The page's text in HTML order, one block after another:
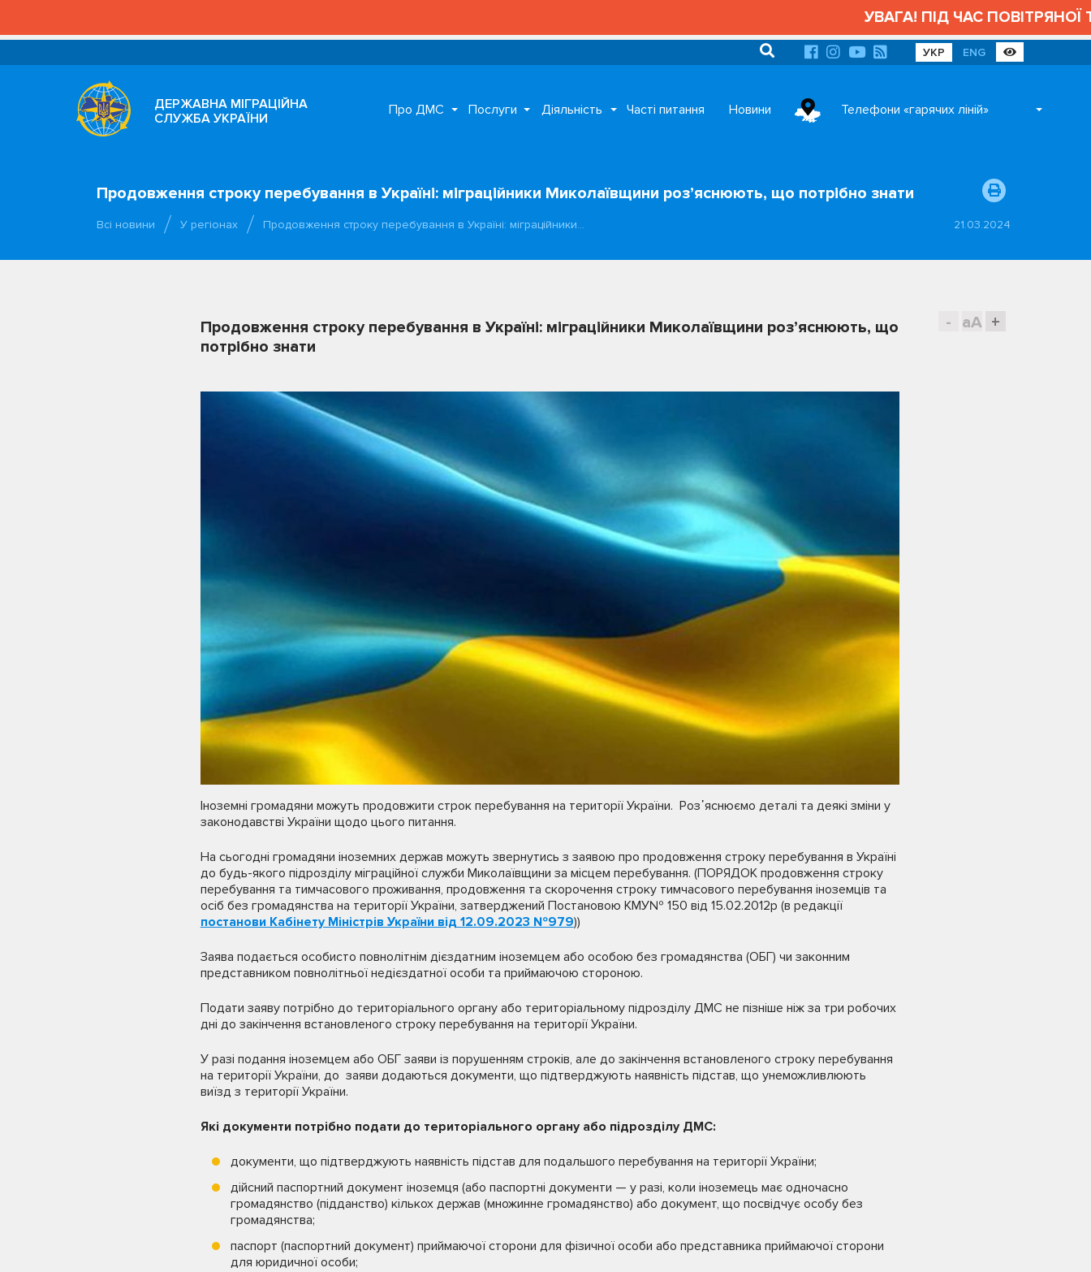
УВАГА! ПІД ЧАС ПОВІТРЯНОЇ
УКР ENG
ДЕРЖАВНА МІГРАЦІЙНА
СЛУЖБА УКРАЇНИ
Про ДМС Послуги Діяльність Часті питання Новини Телефони «гарячих ліній»
Продовження строку перебування в Україні: міграційники Миколаївщини роз’яснюють, що потрібно знати
Всі новини У регіонах Продовження строку перебування в Україні: міграційники… 21.03.2024
- aA +
Продовження строку перебування в Україні: міграційники Миколаївщини роз’яснюють, що
потрібно знати
Іноземні громадяни можуть продовжити строк перебування на території України. Роз᾽яснюємо деталі та деякі зміни у
законодавстві України щодо цього питання.
На сьогодні громадяни іноземних держав можуть звернутись з заявою про продовження строку перебування в Україні
до будь-якого підрозділу міграційної служби Миколаївщини за місцем перебування. (ПОРЯДОК продовження строку
перебування та тимчасового проживання, продовження та скорочення строку тимчасового перебування іноземців та
осіб без громадянства на території України, затверджений Постановою КМУ№ 150 від 15.02.2012р (в редакції
постанови Кабінету Міністрів України від 12.09.2023 №979))
Заява подається особисто повнолітнім дієздатним іноземцем або особою без громадянства (ОБГ) чи законним
представником повнолітньої недієздатної особи та приймаючою стороною.
Подати заяву потрібно до територіального органу або територіальному підрозділу ДМС не пізніше ніж за три робочих
дні до закінчення встановленого строку перебування на території України.
У разі подання іноземцем або ОБГ заяви із порушенням строків, але до закінчення встановленого строку перебування
на території України, до заяви додаються документи, що підтверджують наявність підстав, що унеможливлюють
виїзд з території України.
Які документи потрібно подати до територіального органу або підрозділу ДМС:
документи, що підтверджують наявність підстав для подальшого перебування на території України;
дійсний паспортний документ іноземця (або паспортні документи — у разі, коли іноземець має одночасно
громадянство (підданство) кількох держав (множинне громадянство) або документ, що посвідчує особу без
громадянства;
паспорт (паспортний документ) приймаючої сторони для фізичної особи або представника приймаючої сторони
для юридичної особи;